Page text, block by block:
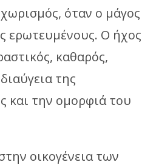
όταν ο μάγος
ερωτευμένους. Ο ήχος
καθαρός,
της
και την ομορφιά του
οικογένεια των